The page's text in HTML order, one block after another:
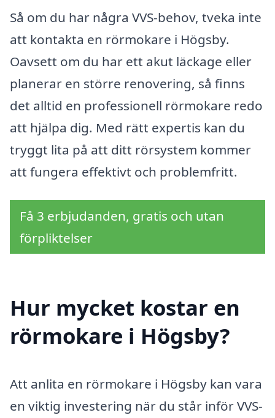
Så om du har några VVS-behov, tveka inte
att kontakta en rörmokare i Högsby.
Oavsett om du har ett akut läckage eller
planerar en större renovering, så finns
det alltid en professionell rörmokare redo
att hjälpa dig. Med rätt expertis kan du
tryggt lita på att ditt rörsystem kommer
att fungera effektivt och problemfritt.
Få 3 erbjudanden, gratis och utan
förpliktelser
Hur mycket kostar en
rörmokare i Högsby?
Att anlita en rörmokare i Högsby kan vara
en viktig investering när du står inför VVS-